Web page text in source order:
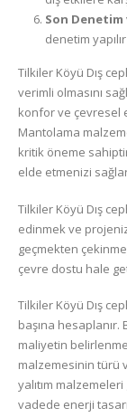
Son Denetim
denetim
Tilkiler Köyü Dış
verimli olmasını
konfor ve çevresel
Mantolama
kritik öneme
elde etmenizi
Tilkiler Köyü Dış
edinmek ve
geçmekten
çevre dostu hale
Tilkiler Köyü Dış
başına hesaplanır.
maliyetin
malzemesinin türü
yalıtım
vadede enerji